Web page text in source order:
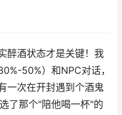
醉酒状态才是关键！我
50%）和NPC对话，
一次在开封遇到个酒鬼
了那个"陪他喝一杯"的